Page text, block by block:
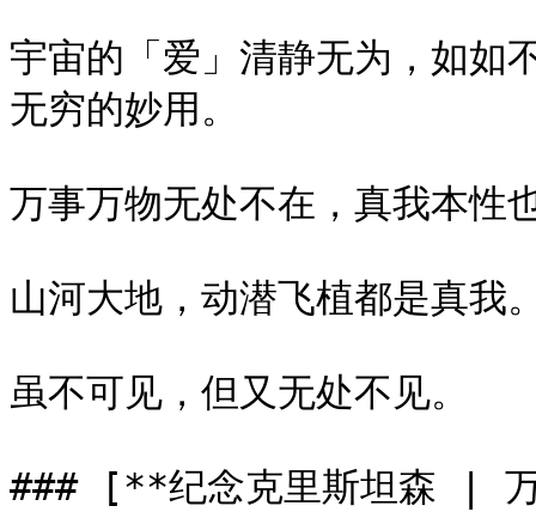
宇宙的「爱」清静无为，如如
无穷的妙用。
万事万物无处不在，真我本性
山河大地，动潜飞植都是真我
虽不可见，但又无处不见。
### [**纪念克里斯坦森 |